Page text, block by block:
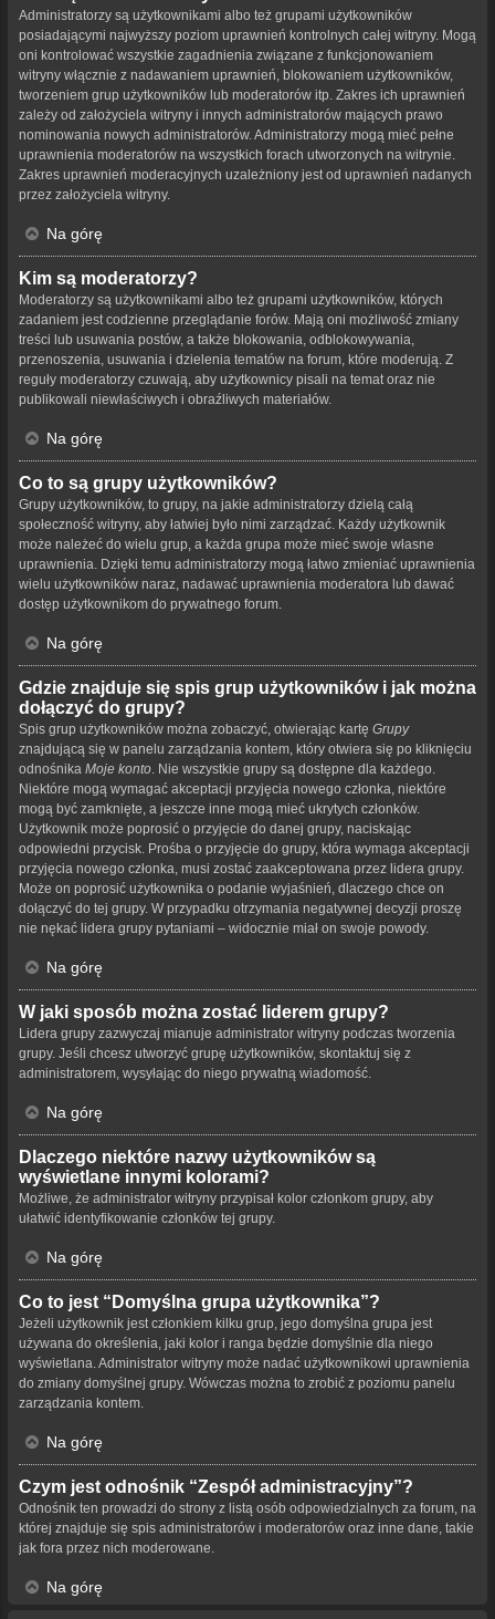
Administratorzy są użytkownikami albo też grupami użytkowników
posiadającymi najwyższy poziom uprawnień kontrolnych całej witryny. Mogą
oni kontrolować wszystkie zagadnienia związane z funkcjonowaniem
witryny włącznie z nadawaniem uprawnień, blokowaniem użytkowników,
tworzeniem grup użytkowników lub moderatorów itp. Zakres ich uprawnień
zależy od założyciela witryny i innych administratorów mających prawo
nominowania nowych administratorów. Administratorzy mogą mieć pełne
uprawnienia moderatorów na wszystkich forach utworzonych na witrynie.
Zakres uprawnień moderacyjnych uzależniony jest od uprawnień nadanych
przez założyciela witryny.
Na górę
Kim są moderatorzy?
Moderatorzy są użytkownikami albo też grupami użytkowników, których
zadaniem jest codzienne przeglądanie forów. Mają oni możliwość zmiany
treści lub usuwania postów, a także blokowania, odblokowywania,
przenoszenia, usuwania i dzielenia tematów na forum, które moderują. Z
reguły moderatorzy czuwają, aby użytkownicy pisali na temat oraz nie
publikowali niewłaściwych i obraźliwych materiałów.
Na górę
Co to są grupy użytkowników?
Grupy użytkowników, to grupy, na jakie administratorzy dzielą całą
społeczność witryny, aby łatwiej było nimi zarządzać. Każdy użytkownik
może należeć do wielu grup, a każda grupa może mieć swoje własne
uprawnienia. Dzięki temu administratorzy mogą łatwo zmieniać uprawnienia
wielu użytkowników naraz, nadawać uprawnienia moderatora lub dawać
dostęp użytkownikom do prywatnego forum.
Na górę
Gdzie znajduje się spis grup użytkowników i jak można
dołączyć do grupy?
Spis grup użytkowników można zobaczyć, otwierając kartę Grupy
znajdującą się w panelu zarządzania kontem, który otwiera się po kliknięciu
odnośnika Moje konto . Nie wszystkie grupy są dostępne dla każdego.
Niektóre mogą wymagać akceptacji przyjęcia nowego członka, niektóre
mogą być zamknięte, a jeszcze inne mogą mieć ukrytych członków.
Użytkownik może poprosić o przyjęcie do danej grupy, naciskając
odpowiedni przycisk. Prośba o przyjęcie do grupy, która wymaga akceptacji
przyjęcia nowego członka, musi zostać zaakceptowana przez lidera grupy.
Może on poprosić użytkownika o podanie wyjaśnień, dlaczego chce on
dołączyć do tej grupy. W przypadku otrzymania negatywnej decyzji proszę
nie nękać lidera grupy pytaniami – widocznie miał on swoje powody.
Na górę
W jaki sposób można zostać liderem grupy?
Lidera grupy zazwyczaj mianuje administrator witryny podczas tworzenia
grupy. Jeśli chcesz utworzyć grupę użytkowników, skontaktuj się z
administratorem, wysyłając do niego prywatną wiadomość.
Na górę
Dlaczego niektóre nazwy użytkowników są
wyświetlane innymi kolorami?
Możliwe, że administrator witryny przypisał kolor członkom grupy, aby
ułatwić identyfikowanie członków tej grupy.
Na górę
Co to jest “Domyślna grupa użytkownika”?
Jeżeli użytkownik jest członkiem kilku grup, jego domyślna grupa jest
używana do określenia, jaki kolor i ranga będzie domyślnie dla niego
wyświetlana. Administrator witryny może nadać użytkownikowi uprawnienia
do zmiany domyślnej grupy. Wówczas można to zrobić z poziomu panelu
zarządzania kontem.
Na górę
Czym jest odnośnik “Zespół administracyjny”?
Odnośnik ten prowadzi do strony z listą osób odpowiedzialnych za forum, na
której znajduje się spis administratorów i moderatorów oraz inne dane, takie
jak fora przez nich moderowane.
Na górę